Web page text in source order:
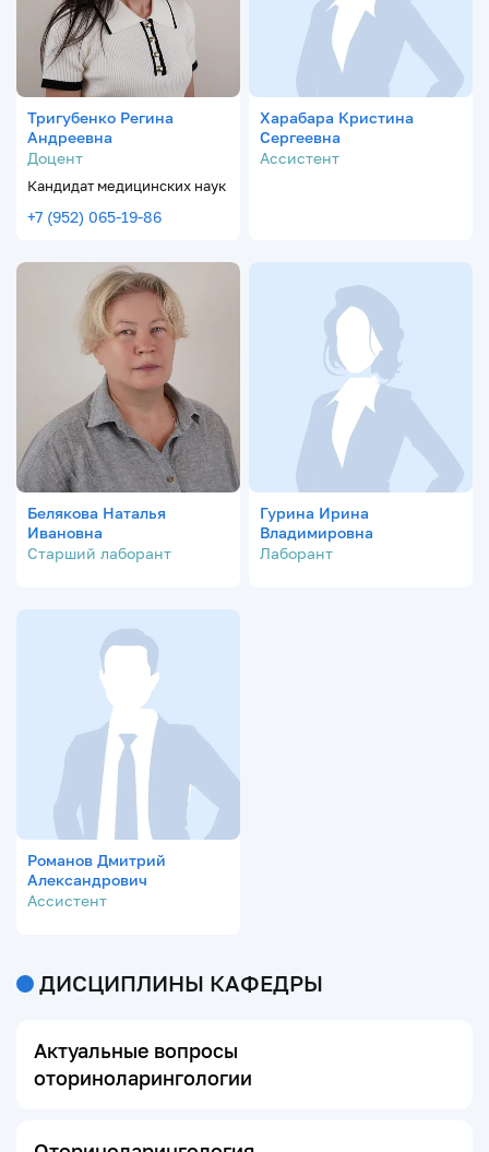
Тригубенко Регина
Андреевна
Доцент
Кандидат медицинских наук
+7 (952) 065-19-86
Харабара Кристина
Сергеевна
Ассистент
Белякова Наталья
Ивановна
Старший лаборант
Гурина Ирина
Владимировна
Лаборант
Романов Дмитрий
Александрович
Ассистент
ДИСЦИПЛИНЫ КАФЕДРЫ
Актуальные вопросы
оториноларингологии